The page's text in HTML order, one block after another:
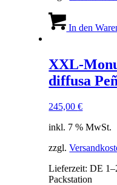
In den
XXL-
diffusa
245,00€
inkl. 7 % MwSt.
zzgl.
Lieferzeit:DE
Packstation